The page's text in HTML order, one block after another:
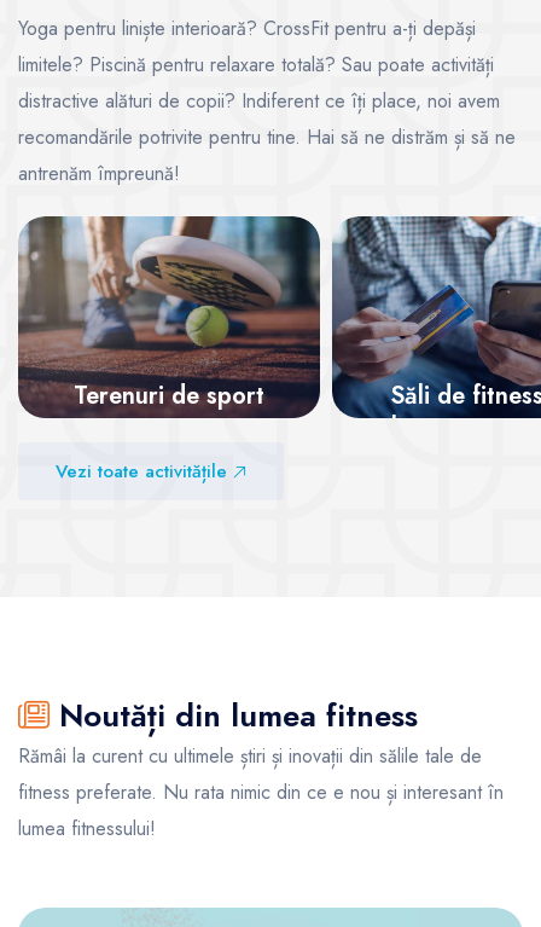
Yoga pentru liniște interioară? CrossFit pentru a-ți depăși
limitele? Piscină pentru relaxare totală? Sau poate activități
distractive alături de copii? Indiferent ce îți place, noi avem
recomandările potrivite pentru tine. Hai să ne distrăm și să ne
antrenăm împreună!
Terenuri de sport
Vezi sălile
Săli de
abonamente
Vezi toate activitățile
Noutăți din lumea fitness
Rămâi la curent cu ultimele știri și inovații din sălile tale de
fitness preferate. Nu rata nimic din ce e nou și interesant în
lumea fitnessului!